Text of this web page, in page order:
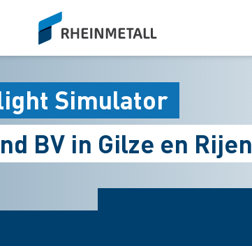
siteLogo
Simulator
BV in Gilze en Rijen